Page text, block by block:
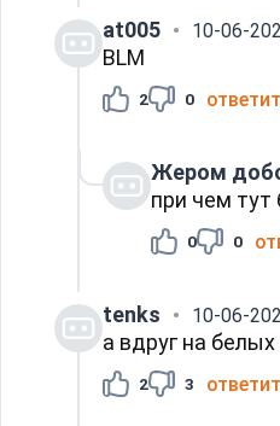
at005 10-06-
BLM
2 0
Жером
при чем тут
0 0
tenks 10-06-
а вдруг на
2 3